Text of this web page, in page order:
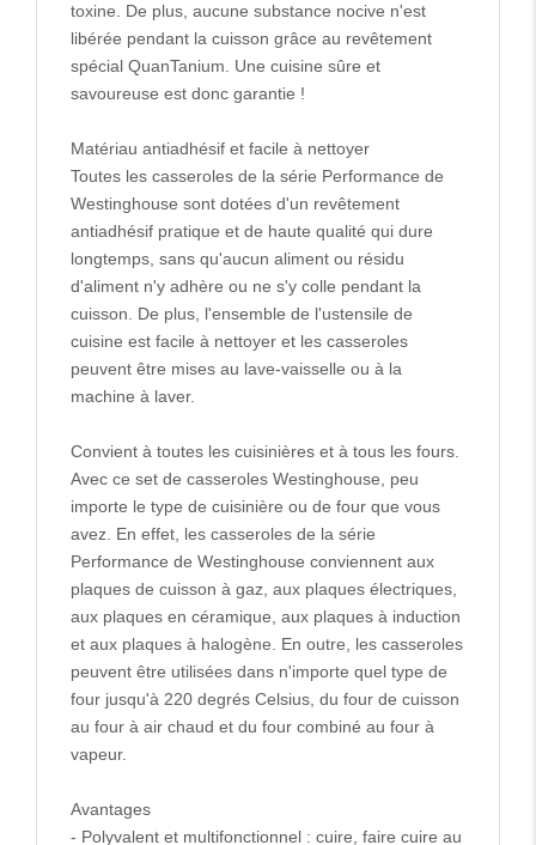
toxine. De plus, aucune substance nocive n'est
libérée pendant la cuisson grâce au revêtement
spécial QuanTanium. Une cuisine sûre et
savoureuse est donc garantie !
Matériau antiadhésif et facile à nettoyer
Toutes les casseroles de la série Performance de
Westinghouse sont dotées d'un revêtement
antiadhésif pratique et de haute qualité qui dure
longtemps, sans qu'aucun aliment ou résidu
d'aliment n'y adhère ou ne s'y colle pendant la
cuisson. De plus, l'ensemble de l'ustensile de
cuisine est facile à nettoyer et les casseroles
peuvent être mises au lave-vaisselle ou à la
machine à laver.
Convient à toutes les cuisinières et à tous les fours.
Avec ce set de casseroles Westinghouse, peu
importe le type de cuisinière ou de four que vous
avez. En effet, les casseroles de la série
Performance de Westinghouse conviennent aux
plaques de cuisson à gaz, aux plaques électriques,
aux plaques en céramique, aux plaques à induction
et aux plaques à halogène. En outre, les casseroles
peuvent être utilisées dans n'importe quel type de
four jusqu'à 220 degrés Celsius, du four de cuisson
au four à air chaud et du four combiné au four à
vapeur.
Avantages
- Polyvalent et multifonctionnel : cuire, faire cuire au